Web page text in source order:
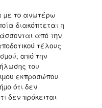
µε το ανωτέρω
διακόπτεται η
από την
τέλους
από την
του
εκπροσώπου
ότι δεν
δεν πρόκειται